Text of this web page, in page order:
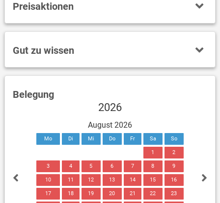
Preisaktionen
Gut zu wissen
Belegung
2026
August 2026
Mo Di Mi Do Fr Sa So
1 2
3 4 5 6 7 8 9
10 11 12 13 14 15 16
17 18 19 20 21 22 23